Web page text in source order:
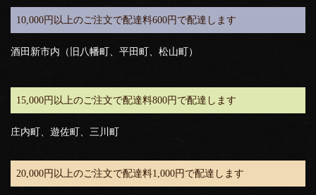
10,000円以上のご注文で配達料600円で配達します
酒田新市内（旧八幡町、平田町、松山町）
15,000円以上のご注文で配達料800円で配達します
庄内町、遊佐町、三川町
20,000円以上のご注文で配達料1,000円で配達します